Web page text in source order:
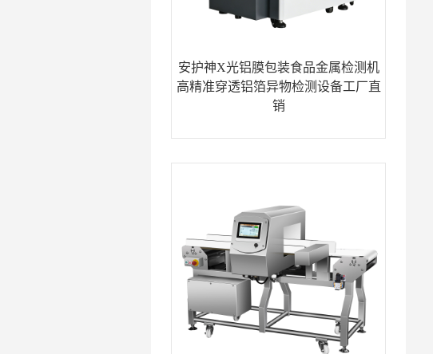
安护神X光铝膜包装食品金属检测机
高精准穿透铝箔异物检测设备工厂直
销